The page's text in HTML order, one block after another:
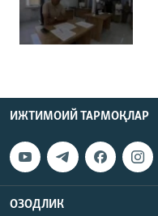
ИЖТИМОИЙ ТАРМОҚЛАР
ОЗОДЛИК